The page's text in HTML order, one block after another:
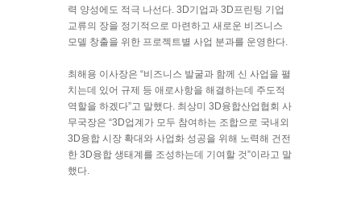
력 양성에도 적극 나선다. 3D기업과 3D프린팅 기업
교류의 장을 정기적으로 마련하고 새로운 비즈니스
모델 창출을 위한 프로젝트별 사업 분과를 운영한다.
최해용 이사장은 “비즈니스 발굴과 함께 신 사업을 펼
치는데 있어 규제 등 애로사항을 해결하는데 주도적
역할을 하겠다”고 말했다. 최상미 3D융합산업협회 사
무국장은 “3D업계가 모두 참여하는 조합으로 국내외
3D융합 시장 확대와 사업화 성공을 위해 노력해 건전
한 3D융합 생태계를 조성하는데 기여할 것”이라고 말
했다.